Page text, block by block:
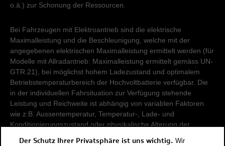
o.ä.) zur Schonung der Ressourcen.
Bei Fahrzeugen mit Elektroantrieb sind die elektrische
Maximalleistung und die Beschleunigung, welche mit der
angegebenen elektrischen Maximalleistung ermittelt werden (für
Modelle mit Allradantrieb: Maximalleistung ermittelt gemäss UN-
GTR.21), bei möglichst hohem Ladezustand und optimalem
Betriebstemperaturbereich der Hochvoltbatterie verfügbar. Die
in der individuellen Fahrsituation zur Verfügung stehende
Leistung und Reichweite ist abhängig von variablen Faktoren
wie z.B. Aussentemperatur, Temperatur-, Lade- und
Konditionierungszustand oder physikalische Alterung der
Der Schutz Ihrer Privatsphäre ist uns wichtig. Wir